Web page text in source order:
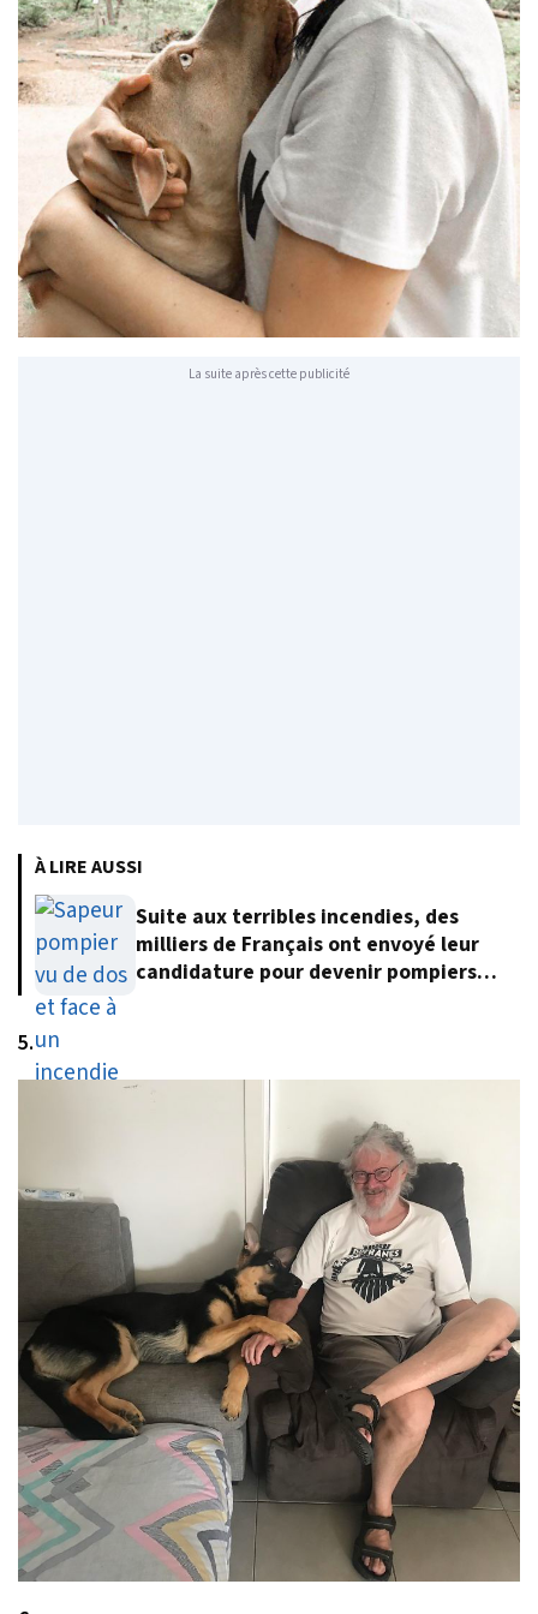
La suite après cette publicité
À LIRE AUSSI
Suite aux terribles incendies, des
milliers de Français ont envoyé leur
candidature pour devenir pompiers
5.